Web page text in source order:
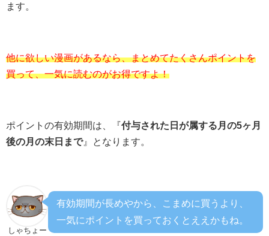
ます。
他に欲しい漫画があるなら、まとめてたくさんポイントを
買って、一気に読むのがお得ですよ！
ポイントの有効期間は、『付与された日が属する月の5ヶ月
後の月の末日まで』となります。
しゃちょー
有効期間が長めやから、こまめに買うより、
一気にポイントを買っておくとええかもね。